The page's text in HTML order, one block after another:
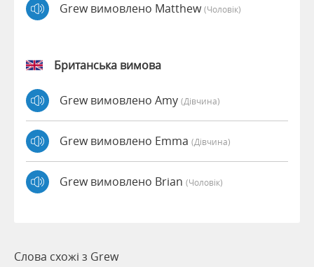
Grew вимовлено Matthew(чоловік)
Британська вимова
Grew вимовлено Amy (дівчина)
Grew вимовлено Emma (дівчина)
Grew вимовлено Brian (чоловік)
Слова схожі з Grew